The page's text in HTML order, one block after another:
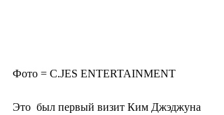
Фото = C.JES ENTERTAINMENT
Это  был первый визит Ким Джэджуна